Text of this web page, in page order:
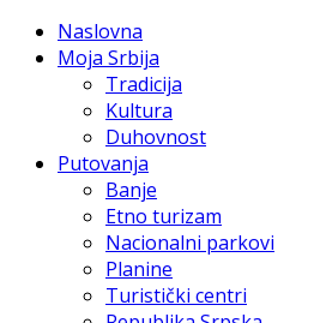
Naslovna
Moja Srbija
Tradicija
Kultura
Duhovnost
Putovanja
Banje
Etno turizam
Nacionalni parkovi
Planine
Turistički centri